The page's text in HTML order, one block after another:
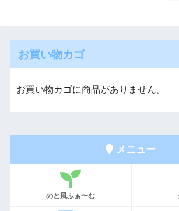
お買い物カゴ
お買い物カゴに商品がありません。
メニュー
のと風ふぁ〜む